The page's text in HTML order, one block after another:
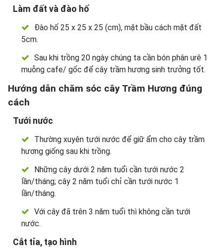
Làm đất và đào hố
Đào hố 25 x 25 x 25 (cm), mặt bầu cách mặt đất
5cm.
Sau khi trồng 20 ngày chúng ta cần bón phân urê 1
muỗng cafe/ gốc để cây trầm hương sinh trưởng tốt.
Hướng dẫn chăm sóc cây Trầm Hương đúng
cách
Tưới nước
Thường xuyên tưới nước để giữ ẩm cho cây trầm
hương giống sau khi trồng.
Những cây dưới 2 năm tuổi cần tưới nước 2
lần/tháng; cây 2 năm tuổi chỉ cần tưới nước 1
lần/tháng.
Với cây đã trên 3 năm tuổi thì không cần tưới
nước.
Cắt tỉa, tạo hình